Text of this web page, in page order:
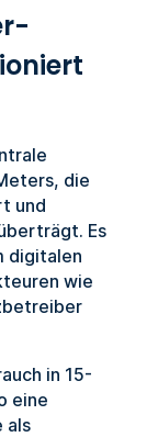
die
und
Es
digitalen
wie
in 15-
eine
als